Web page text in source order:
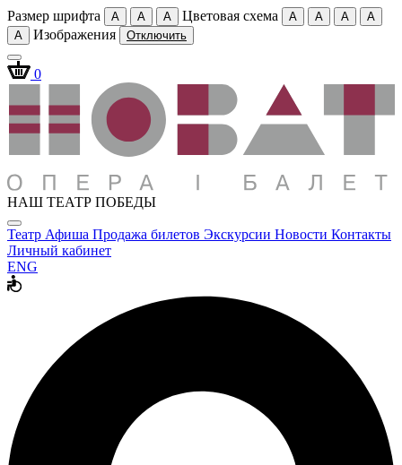
Размер шрифта A A A Цветовая схема A A A
A
A
Изображения Отключить
0
НАШ ТЕАТР ПОБЕДЫ
Театр Афиша Продажа билетов Экскурсии Новости Контакты
Личный кабинет
ENG